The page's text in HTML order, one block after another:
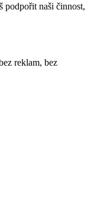
podpořit naši činnost,
reklam, bez